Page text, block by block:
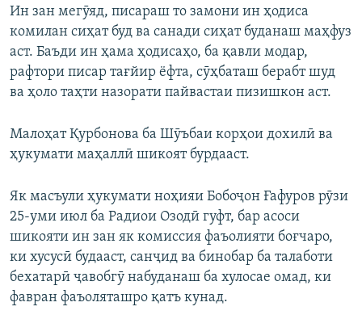
Ин зан мегӯяд, писараш то замони ин ҳодиса
комилан сиҳат буд ва санади сиҳат буданаш маҳфуз
аст. Баъди ин ҳама ҳодисаҳо, ба қавли модар,
рафтори писар тағйир ёфта, сӯҳбаташ берабт шуд
ва ҳоло таҳти назорати пайвастаи пизишкон аст.
Малоҳат Қурбонова ба Шӯъбаи корҳои дохилӣ ва
ҳукумати маҳаллӣ шикоят бурдааст.
Як масъули ҳукумати ноҳияи Бобоҷон Ғафуров рӯзи
25-уми июл ба Радиои Озодӣ гуфт, бар асоси
шикояти ин зан як комиссия фаъолияти боғчаро,
ки хусусӣ будааст, санҷид ва бинобар ба талаботи
бехатарӣ ҷавобгӯ набуданаш ба хулосае омад, ки
фавран фаъоляташро қатъ кунад.